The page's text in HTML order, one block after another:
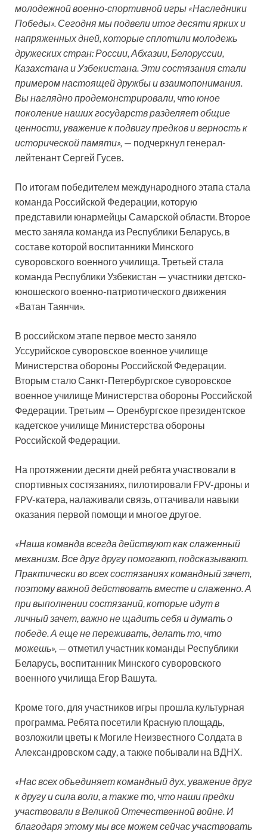
молодежной военно-спортивной игры «Наследники
Победы». Сегодня мы подвели итог десяти ярких и
напряженных дней, которые сплотили молодежь
дружеских стран: России, Абхазии, Белоруссии,
Казахстана и Узбекистана. Эти состязания стали
примером настоящей дружбы и взаимопонимания.
Вы наглядно продемонстрировали, что юное
поколение наших государств разделяет общие
ценности, уважение к подвигу предков и верность к
исторической памяти», — подчеркнул генерал-
лейтенант Сергей Гусев.
По итогам победителем международного этапа стала
команда Российской Федерации, которую
представили юнармейцы Самарской области. Второе
место заняла команда из Республики Беларусь, в
составе которой воспитанники Минского
суворовского военного училища. Третьей стала
команда Республики Узбекистан — участники детско-
юношеского военно-патриотического движения
«Ватан Таянчи».
В российском этапе первое место заняло
Уссурийское суворовское военное училище
Министерства обороны Российской Федерации.
Вторым стало Санкт-Петербургское суворовское
военное училище Министерства обороны Российской
Федерации. Третьим — Оренбургское президентское
кадетское училище Министерства обороны
Российской Федерации.
На протяжении десяти дней ребята участвовали в
спортивных состязаниях, пилотировали FPV-дроны и
FPV-катера, налаживали связь, оттачивали навыки
оказания первой помощи и многое другое.
«Наша команда всегда действуют как слаженный
механизм. Все друг другу помогают, подсказывают.
Практически во всех состязаниях командный зачет,
поэтому важной действовать вместе и слаженно. А
при выполнении состязаний, которые идут в
личный зачет, важно не щадить себя и думать о
победе. А еще не переживать, делать то, что
можешь», — отметил участник команды Республики
Беларусь, воспитанник Минского суворовского
военного училища Егор Вашута.
Кроме того, для участников игры прошла культурная
программа. Ребята посетили Красную площадь,
возложили цветы к Могиле Неизвестного Солдата в
Александровском саду, а также побывали на ВДНХ.
«Нас всех объединяет командный дух, уважение друг
к другу и сила воли, а также то, что наши предки
участвовали в Великой Отечественной войне. И
благодаря этому мы все можем сейчас участвовать